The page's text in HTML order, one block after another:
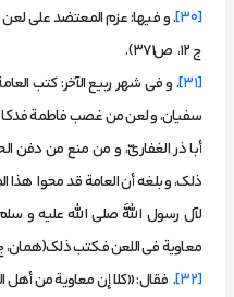
[30]
. و فيها: عزم المعتضد على لعن
ج 12، ص371).
[31]
. و في شهر ربيع الآخر: كتب
سفيان، و لعن من غصب فاطمة فدكا
أبا ذر الغفاريّ، و من منع من دفن
ذلك، و بلغه أن العامة قد محوا هذا
لآل رسول اللَّه صلی الله علیه و
معاوية في اللعن فكتب ذلك(همان، ج14،
[32]
. فقال: «كلا إن معاوية من أهل